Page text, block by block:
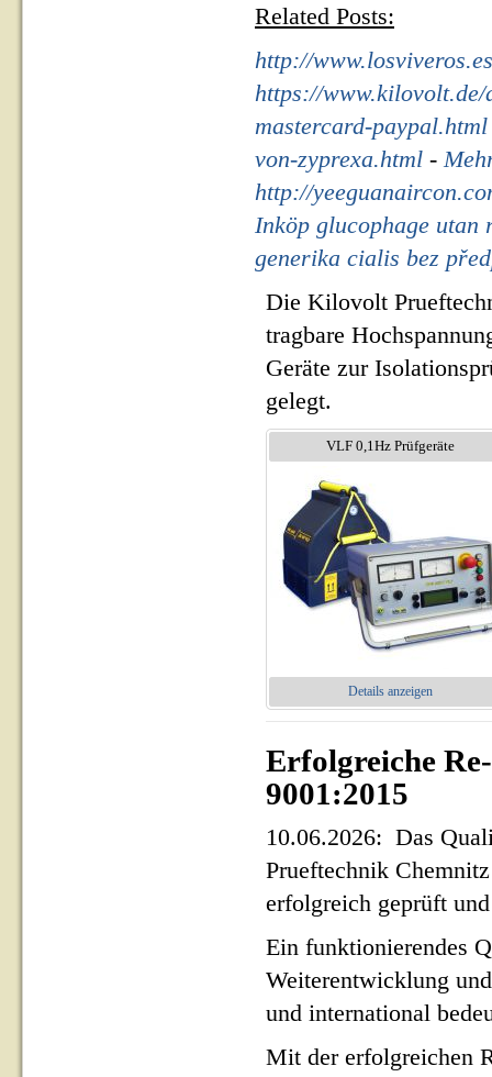
Related Posts:
http://
https://www.kilovolt.de/
mastercard-paypal.html
von-zyprexa.html -
http://
Inköp glucophage utan
generika cialis bez
Die Kilovolt
tragbare
Geräte zur
gelegt.
VLF 0,1Hz Prüfgeräte
Details anzeigen
Erfolgreiche
9001:2015
10.06.2026: Das
Prueftechnik
erfolgreich geprüft
Ein funktionierendes
Weiterentwicklung
und international
Mit der erfolgreichen